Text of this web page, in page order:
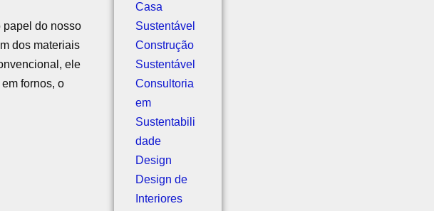
papel do nosso
dos materiais
ele
fornos, o
Casa
Sustentável
Construção
Sustentável
Consultoria
em
Sustentabili
dade
Design
Design de
Interiores